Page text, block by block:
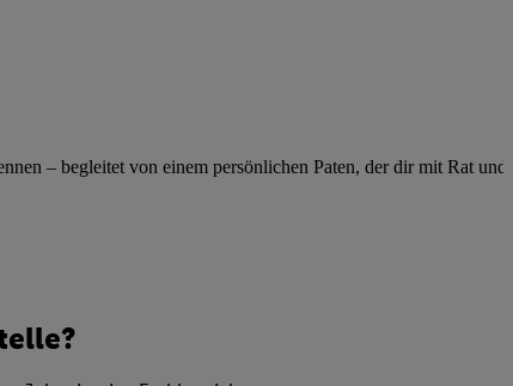
– begleitet von einem persönlichen Paten, der dir mit Rat und
von Profilen